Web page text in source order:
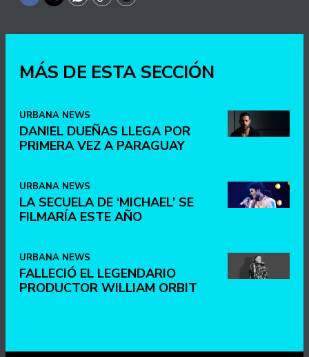
MÁS DE ESTA SECCIÓN
URBANA NEWS
DANIEL DUEÑAS LLEGA POR
PRIMERA VEZ A PARAGUAY
URBANA NEWS
LA SECUELA DE ‘MICHAEL’ SE
FILMARÍA ESTE AÑO
URBANA NEWS
FALLECIÓ EL LEGENDARIO
PRODUCTOR WILLIAM ORBIT